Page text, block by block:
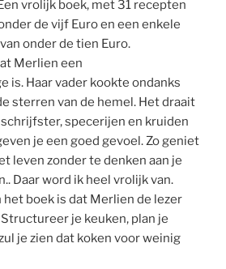
vrolijk boek, met 31 recepten
de vijf Euro en een enkele
onder de tien Euro.
Merlien een
is. Haar vader kookte ondanks
sterren van de hemel. Het draait
schrijfster, specerijen en kruiden
je een goed gevoel. Zo geniet
leven zonder te denken aan je
Daar word ik heel vrolijk van.
het boek is dat Merlien de lezer
je keuken, plan je
je zien dat koken voor weinig